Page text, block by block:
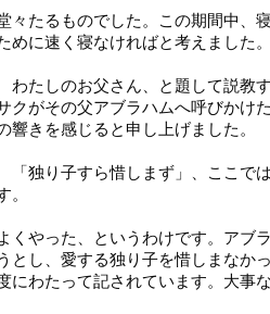
々たるものでした。この期間中、
めに速く寝なければと考えました
わたしのお父さん、と題して説教
クがその父アブラハムへ呼びかけ
響きを感じると申し上げました。
「独り子すら惜しまず」、ここで
。
くやった、というわけです。アブ
とし、愛する独り子を惜しまなか
にわたって記されています。大事